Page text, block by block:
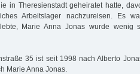
in The­resienstadt geheiratet hatte,
Arbeitslager nachzureisen. Es
Marie Anna Jonas wurde wenig
35 ist seit 1998 nach Alberto
Marie Anna Jonas.